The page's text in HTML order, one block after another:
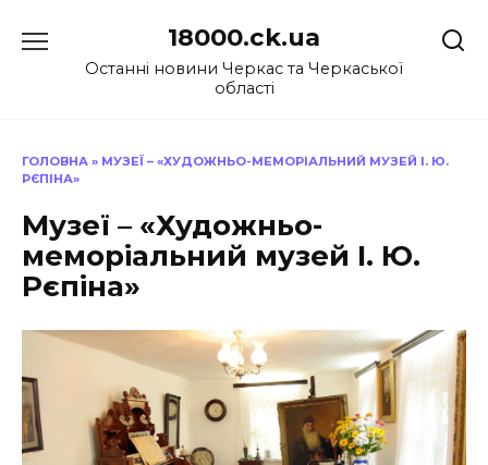
до
18000.ck.ua
Останні новини Черкас та Черкаської
області
ГОЛОВНА » МУЗЕЇ – «ХУДОЖНЬО-МЕМОРІАЛЬНИЙ МУЗЕЙ І. Ю.
РЄПІНА»
Музеї – «Художньо-
меморіальний музей І. Ю.
Рєпіна»